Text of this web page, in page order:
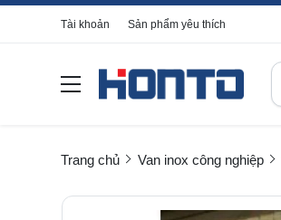
Tài khoản Sản phẩm yêu thích
Trang chủ Van inox công nghiệp